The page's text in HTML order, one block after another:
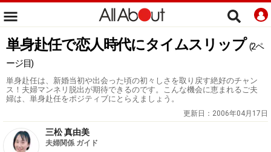
単身赴任で恋人時代にタイムスリップ (2ペ
ージ目)
単身赴任は、新婚当初や出会った頃の初々しさを取り戻す絶好のチャン
ス！夫婦マンネリ脱出が期待できるのです。こんな機会に恵まれるご夫
婦は、単身赴任をポジティブにとらえましょう。
更新日： 2006年04月17日
三松 真由美
夫婦関係 ガイド